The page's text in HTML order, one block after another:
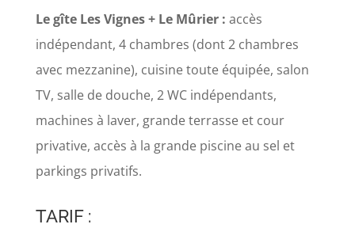
Le gîte Les Vignes + Le Mûrier : accès
indépendant, 4 chambres (dont 2 chambres
avec mezzanine), cuisine toute équipée, salon
TV, salle de douche, 2 WC indépendants,
machines à laver, grande terrasse et cour
privative, accès à la grande piscine au sel et
parkings privatifs.
TARIF :